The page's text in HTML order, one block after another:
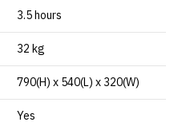
3.5 hours
32 kg
790(H) x 540(L) x 320(W)
Yes